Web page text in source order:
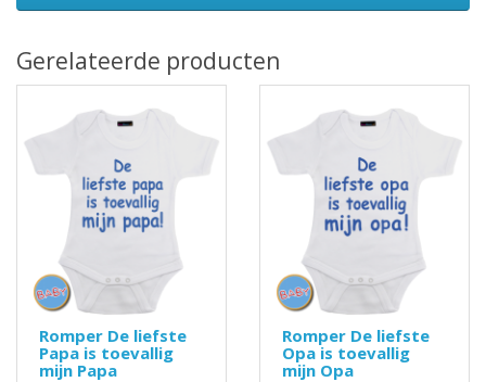
Gerelateerde producten
Romper De liefste
Papa is toevallig
mijn Papa
Romper De liefste
Opa is toevallig
mijn Opa